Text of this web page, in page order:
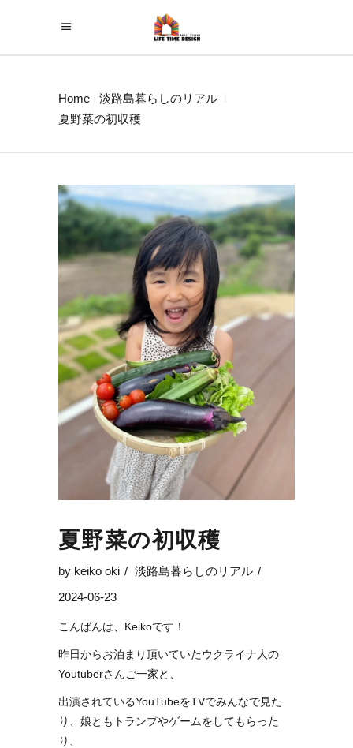
Home
淡路島暮らしのリアル
夏野菜の初収穫
夏野菜の初収穫
by keiko oki
淡路島暮らしのリアル
2024-06-23
こんばんは、Keikoです！
昨日からお泊まり頂いていたウクライナ人の
Youtuberさんご一家と、
出演されているYouTubeをTVでみんなで見た
り、娘ともトランプやゲームをしてもらった
り、